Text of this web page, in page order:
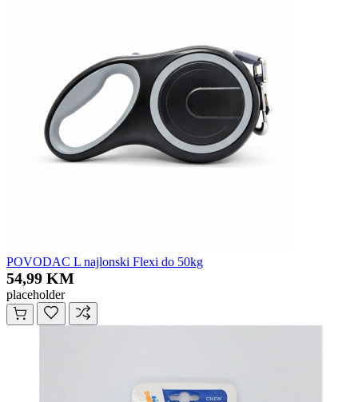
POVODAC L najlonski Flexi do 50kg
54,99 KM
placeholder